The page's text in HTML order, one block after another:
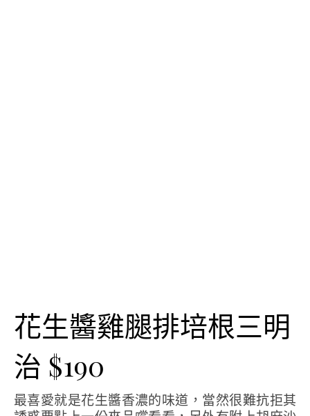
花生醬雞腿排培根三明
治 $190
最喜愛就是花生醬香濃的味道，當然很難抗拒其